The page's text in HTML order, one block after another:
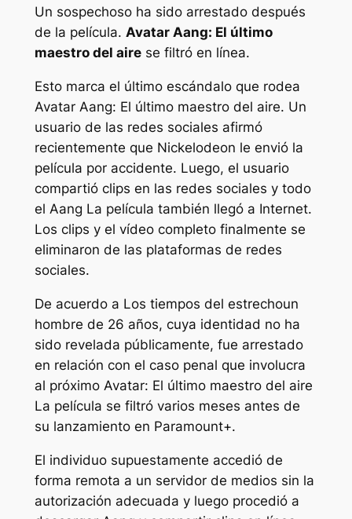
Un sospechoso ha sido arrestado después
de la película. Avatar Aang: El último
maestro del aire se filtró en línea.
Esto marca el último escándalo que rodea
Avatar Aang: El último maestro del aire. Un
usuario de las redes sociales afirmó
recientemente que Nickelodeon le envió la
película por accidente. Luego, el usuario
compartió clips en las redes sociales y todo
el Aang La película también llegó a Internet.
Los clips y el vídeo completo finalmente se
eliminaron de las plataformas de redes
sociales.
De acuerdo a Los tiempos del estrechoun
hombre de 26 años, cuya identidad no ha
sido revelada públicamente, fue arrestado
en relación con el caso penal que involucra
al próximo Avatar: El último maestro del aire
La película se filtró varios meses antes de
su lanzamiento en Paramount+.
El individuo supuestamente accedió de
forma remota a un servidor de medios sin la
autorización adecuada y luego procedió a